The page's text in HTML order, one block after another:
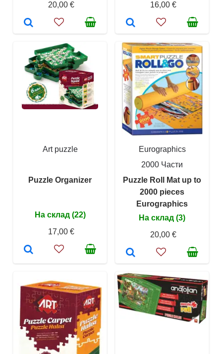
20,00 €
16,00 €
Art puzzle
Puzzle Organizer
На склад (22)
17,00 €
Eurographics
2000 Части
Puzzle Roll Mat up to
2000 pieces
Eurographics
На склад (3)
20,00 €